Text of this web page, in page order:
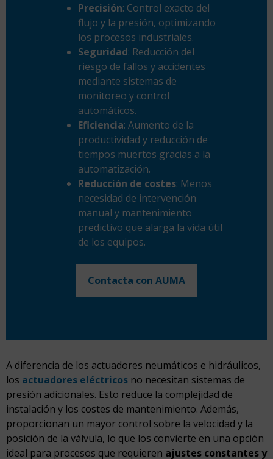
Precisión: Control exacto del
flujo y la presión, optimizando
los procesos industriales.
Seguridad: Reducción del
riesgo de fallos y accidentes
mediante sistemas de
monitoreo y control
automáticos.
Eficiencia: Aumento de la
productividad y reducción de
tiempos muertos gracias a la
automatización.
Reducción de costes: Menos
necesidad de intervención
manual y mantenimiento
predictivo que alarga la vida útil
de los equipos.
Contacta con AUMA
A diferencia de los actuadores neumáticos e hidráulicos,
los actuadores eléctricos no necesitan sistemas de
presión adicionales. Esto reduce la complejidad de
instalación y los costes de mantenimiento. Además,
proporcionan un mayor control sobre la velocidad y la
posición de la válvula, lo que los convierte en una opción
ideal para procesos que requieren ajustes constantes y